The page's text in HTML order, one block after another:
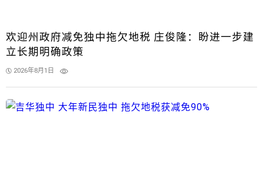
欢迎州政府减免独中拖欠地税 庄俊隆：盼进一步建
立长期明确政策
2026年8月1日